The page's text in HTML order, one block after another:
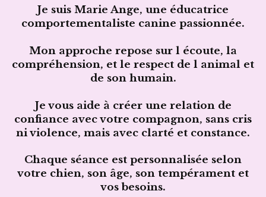
a
m
Je suis Marie Ange, une éducatrice
comportementaliste canine passionnée.
Mon approche repose sur l écoute, la
compréhension, et le respect de l animal et
de son humain.
Je vous aide à créer une relation de
confiance avec votre compagnon, sans cris
ni violence, mais avec clarté et constance.
Chaque séance est personnalisée selon
votre chien, son âge, son tempérament et
vos besoins.